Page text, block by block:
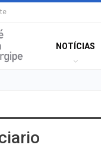
NOTÍCIAS